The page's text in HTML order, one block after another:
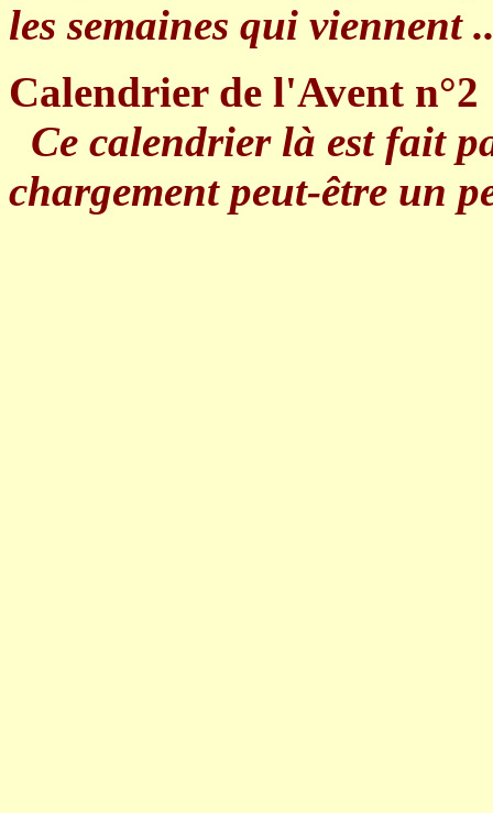
les semaines qui viennent
Calendrier de l'Avent n°2
Ce calendrier là est fait
chargement peut-être un